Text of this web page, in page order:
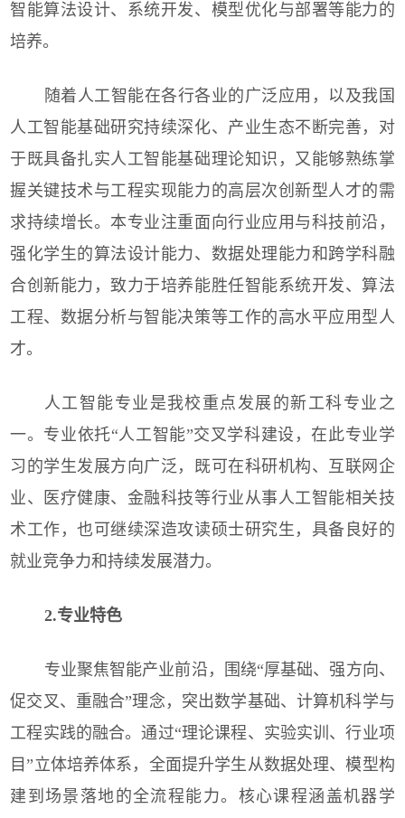
智能算法设计、系统开发、模型优化与部署等能力的
培养。
随着人工智能在各行各业的广泛应用，以及我国
人工智能基础研究持续深化、产业生态不断完善，对
于既具备扎实人工智能基础理论知识，又能够熟练掌
握关键技术与工程实现能力的高层次创新型人才的需
求持续增长。本专业注重面向行业应用与科技前沿，
强化学生的算法设计能力、数据处理能力和跨学科融
合创新能力，致力于培养能胜任智能系统开发、算法
工程、数据分析与智能决策等工作的高水平应用型人
才。
人工智能专业是我校重点发展的新工科专业之
一。专业依托“人工智能”交叉学科建设，在此专业学
习的学生发展方向广泛，既可在科研机构、互联网企
业、医疗健康、金融科技等行业从事人工智能相关技
术工作，也可继续深造攻读硕士研究生，具备良好的
就业竞争力和持续发展潜力。
2.专业特色
专业聚焦智能产业前沿，围绕“厚基础、强方向、
促交叉、重融合”理念，突出数学基础、计算机科学与
工程实践的融合。通过“理论课程、实验实训、行业项
目”立体培养体系，全面提升学生从数据处理、模型构
建到场景落地的全流程能力。核心课程涵盖机器学